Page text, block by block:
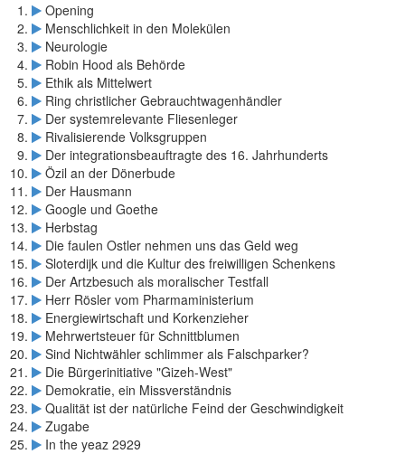
Opening
Menschlichkeit in den Molekülen
Neurologie
Robin Hood als Behörde
Ethik als Mittelwert
Ring christlicher Gebrauchtwagenhändler
Der systemrelevante Fliesenleger
Rivalisierende Volksgruppen
Der integrationsbeauftragte des 16. Jahrhunderts
Özil an der Dönerbude
Der Hausmann
Google und Goethe
Herbstag
Die faulen Ostler nehmen uns das Geld weg
Sloterdijk und die Kultur des freiwilligen Schenkens
Der Artzbesuch als moralischer Testfall
Herr Rösler vom Pharmaministerium
Energiewirtschaft und Korkenzieher
Mehrwertsteuer für Schnittblumen
Sind Nichtwähler schlimmer als Falschparker?
Die Bürgerinitiative "Gizeh-West"
Demokratie, ein Missverständnis
Qualität ist der natürliche Feind der Geschwindigkeit
Zugabe
In the yeaz 2929